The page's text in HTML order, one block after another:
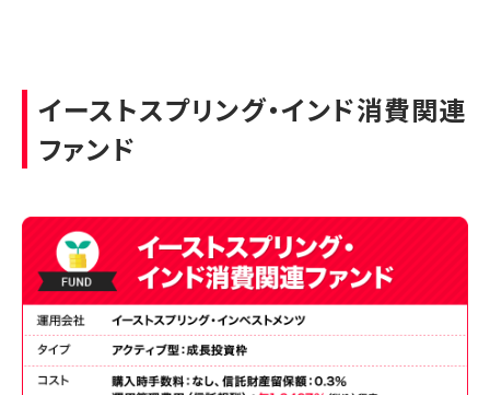
イーストスプリング・インド消費関連
ファンド